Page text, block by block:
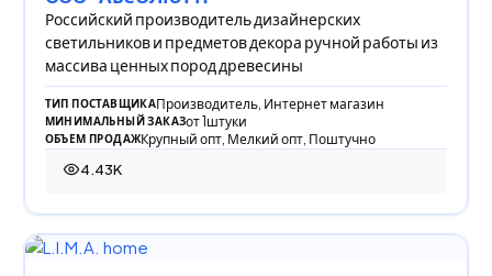
Российский производитель дизайнерских
светильников и предметов декора ручной работы из
массива ценных пород древесины
ТИП ПОСТАВЩИКАПроизводитель, Интернет магазин
МИНИМАЛЬНЫЙ ЗАКАЗот 1штуки
ОБЪЕМ ПРОДАЖКрупный опт, Мелкий опт, Поштучно
4.43K
4 431 просмотр